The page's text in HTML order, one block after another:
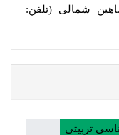
شمالی (تلفن:
تربیتی